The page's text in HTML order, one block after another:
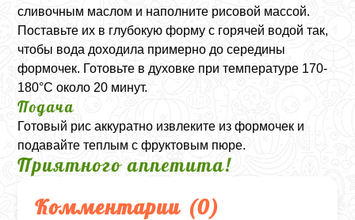
сливочным маслом и наполните рисовой массой.
Поставьте их в глубокую форму с горячей водой так,
чтобы вода доходила примерно до середины
формочек. Готовьте в духовке при температуре 170-
180°C около 20 минут.
Подача
Готовый рис аккуратно извлеките из формочек и
подавайте теплым с фруктовым пюре.
Приятного аппетита!
Комментарии (0)